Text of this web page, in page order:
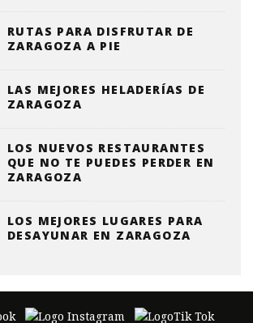
RUTAS PARA DISFRUTAR DE
ZARAGOZA A PIE
LAS MEJORES HELADERÍAS DE
ZARAGOZA
LOS NUEVOS RESTAURANTES
QUE NO TE PUEDES PERDER EN
ZARAGOZA
LOS MEJORES LUGARES PARA
DESAYUNAR EN ZARAGOZA